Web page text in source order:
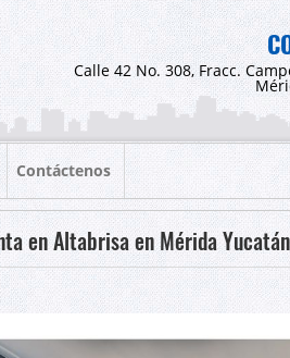
Calle 42 No. 308, Fracc.
Contáctenos
en Altabrisa en Mérida Yucatán